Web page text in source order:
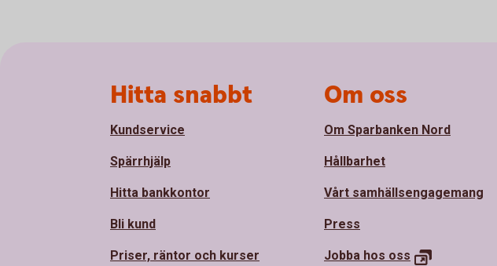
Hitta snabbt
Kundservice
Spärrhjälp
Hitta bankkontor
Bli kund
Priser, räntor och kurser
Om oss
Om Sparbanken Nord
Hållbarhet
Vårt samhällsengagemang
Press
Jobba hos oss